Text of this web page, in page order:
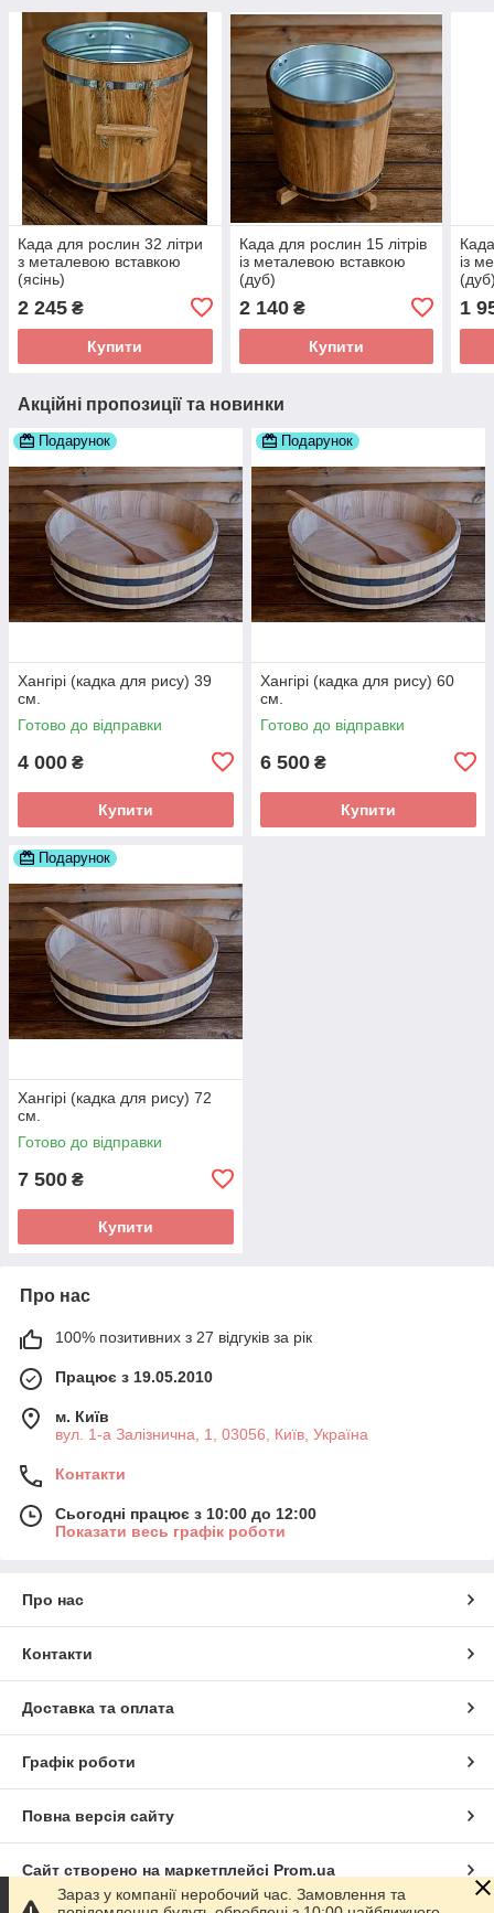
Када для рослин 32 літри
з металевою вставкою
(ясінь)
2 245 ₴
Купити
Када для рослин 15 літрів
із металевою вставкою
(дуб)
2 140₴
Купити
із
1
Акційні пропозиції та новинки
Подарунок
Хангірі (кадка для рису) 39
см.
Готово до відправки
4 000 ₴
Купити
Подарунок
Хангірі (кадка для рису) 60
см.
Готово до відправки
6 500 ₴
Купити
Подарунок
Хангірі (кадка для рису) 72
см.
Готово до відправки
7 500 ₴
Купити
Про нас
100% позитивних з 27 відгуків за рік
Працює з 19.05.2010
м. Київ
вул. 1-а Залізнична, 1, 03056, Київ, Україна
Контакти
Сьогодні працює з 10:00 до 12:00
Показати весь графік роботи
Про нас
Контакти
Доставка та оплата
Графік роботи
Повна версія сайту
Сайт створено на маркетплейсі Prom.ua
Зараз у компанії неробочий час. Замовлення та